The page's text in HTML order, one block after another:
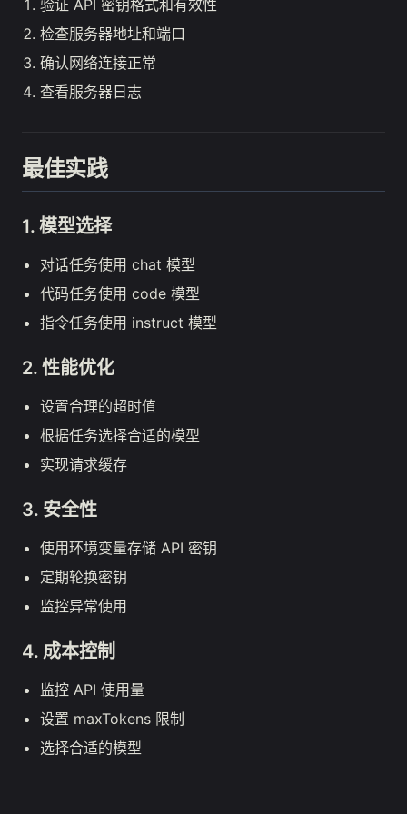
验证 API 密钥格式和有效性
检查服务器地址和端口
确认网络连接正常
查看服务器日志
最佳实践
1. 模型选择
对话任务使用 chat 模型
代码任务使用 code 模型
指令任务使用 instruct 模型
2. 性能优化
设置合理的超时值
根据任务选择合适的模型
实现请求缓存
3. 安全性
使用环境变量存储 API 密钥
定期轮换密钥
监控异常使用
4. 成本控制
监控 API 使用量
设置 maxTokens 限制
选择合适的模型